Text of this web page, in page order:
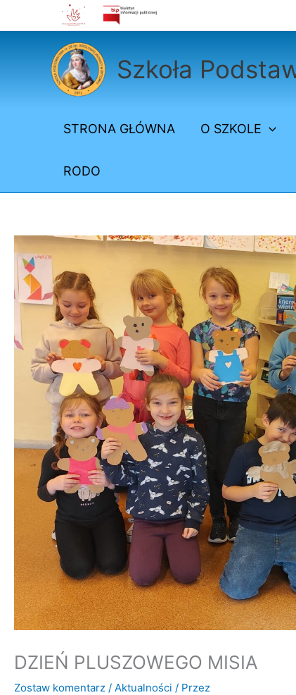
Szkoła
STRONA GŁÓWNA O SZKOLE
RODO
DZIEŃ PLUSZOWEGO MISIA
Zostaw komentarz / Aktualności / Przez